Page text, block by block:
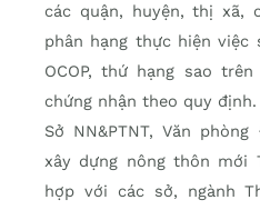
các quận, huyện, thị xã,
phân hạng thực hiện việc
OCOP, thứ hạng sao
chứng nhận theo quy định.
Sở NN&PTNT, Văn
xây dựng nông thôn mới
hợp với các sở, ngành